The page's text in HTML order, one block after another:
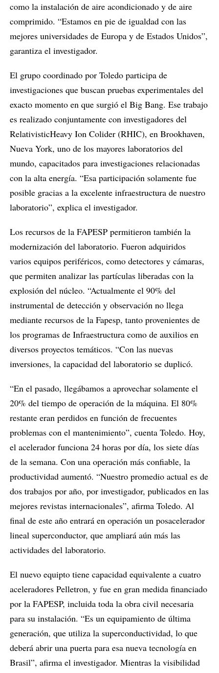
como la instalación de aire acondicionado y de aire
comprimido. “Estamos en pie de igualdad con las
mejores universidades de Europa y de Estados Unidos”,
garantiza el investigador.
El grupo coordinado por Toledo participa de
investigaciones que buscan pruebas experimentales del
exacto momento en que surgió el Big Bang. Ese trabajo
es realizado conjuntamente con investigadores del
RelativisticHeavy Ion Colider (RHIC), en Brookhaven,
Nueva York, uno de los mayores laboratorios del
mundo, capacitados para investigaciones relacionadas
con la alta energía. “Esa participación solamente fue
posible gracias a la excelente infraestructura de nuestro
laboratorio”, explica el investigador.
Los recursos de la FAPESP permitieron también la
modernización del laboratorio. Fueron adquiridos
varios equipos periféricos, como detectores y cámaras,
que permiten analizar las partículas liberadas con la
explosión del núcleo. “Actualmente el 90% del
instrumental de detección y observación no llega
mediante recursos de la Fapesp, tanto provenientes de
los programas de Infraestructura como de auxilios en
diversos proyectos temáticos. “Con las nuevas
inversiones, la capacidad del laboratorio se duplicó.
“En el pasado, llegábamos a aprovechar solamente el
20% del tiempo de operación de la máquina. El 80%
restante eran perdidos en función de frecuentes
problemas con el mantenimiento”, cuenta Toledo. Hoy,
el acelerador funciona 24 horas por día, los siete días
de la semana. Con una operación más confiable, la
productividad aumentó. “Nuestro promedio actual es de
dos trabajos por año, por investigador, publicados en las
mejores revistas internacionales”, afirma Toledo. Al
final de este año entrará en operación un posacelerador
lineal superconductor, que ampliará aún más las
actividades del laboratorio.
El nuevo equipto tiene capacidad equivalente a cuatro
aceleradores Pelletron, y fue en gran medida financiado
por la FAPESP, incluida toda la obra civil necesaria
para su instalación. “Es un equipamiento de última
generación, que utiliza la superconductividad, lo que
deberá abrir una puerta para esa nueva tecnología en
Brasil”, afirma el investigador. Mientras la visibilidad